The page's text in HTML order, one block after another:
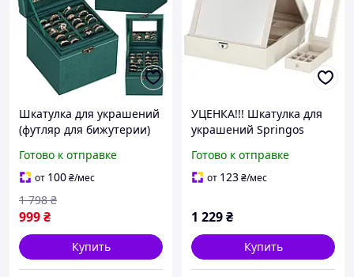
Шкатулка для украшений
(футляр для бижутерии)
HA1048 Northwest
Готово к отправке
от 100₴/мес
999₴
1 798 ₴
Купить
УЦЕНКА!!! Шкатулка для
украшений Springos
см Northwest
Готово к отправке
от 123₴/мес
1 229₴
Купить